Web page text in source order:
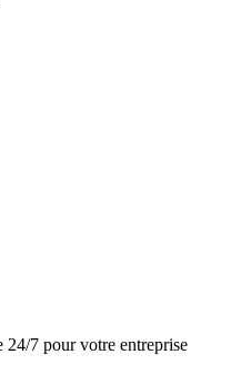
7 pour votre entreprise